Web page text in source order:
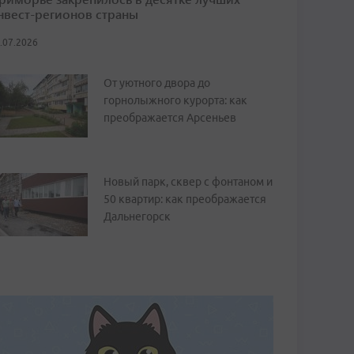
регионов страны
От уютного двора до
горнолыжного курорта: как
преображается Арсеньев
Новый парк, сквер с фонтаном и
50 квартир: как преображается
Дальнегорск